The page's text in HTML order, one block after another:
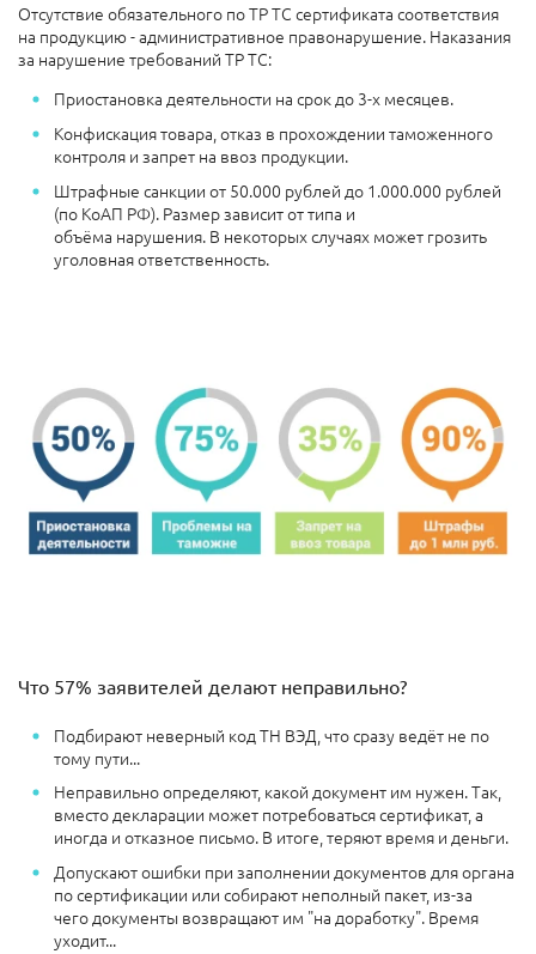
Отсутствие обязательного по ТР ТС сертификата соответствия
на продукцию - административное правонарушение. Наказания
за нарушение требований ТР ТС:
Приостановка деятельности на срок до 3-х месяцев.
Конфискация товара, отказ в прохождении таможенного
контроля и запрет на ввоз продукции.
Штрафные санкции от 50.000 рублей до 1.000.000 рублей
(по КоАП РФ). Размер зависит от типа и
объёма нарушения. В некоторых случаях может грозить
уголовная ответственность.
Что 57% заявителей делают неправильно?
Подбирают неверный код ТН ВЭД, что сразу ведёт не по
тому пути...
Неправильно определяют, какой документ им нужен. Так,
вместо декларации может потребоваться сертификат, а
иногда и отказное письмо. В итоге, теряют время и деньги.
Допускают ошибки при заполнении документов для органа
по сертификации или собирают неполный пакет, из-за
чего документы возвращают им "на доработку". Время
уходит...